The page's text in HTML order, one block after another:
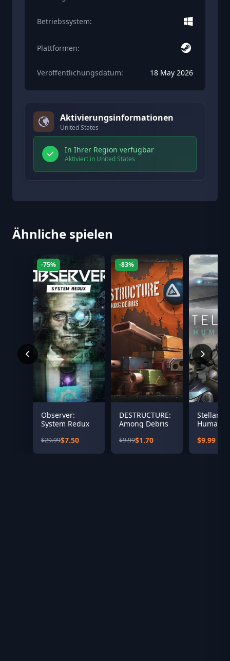
Betriebssystem:
Plattformen:
Veröffentlichungsdatum: 18 May 2026
Aktivierungsinformationen
United States
In Ihrer Region verfügbar
Aktiviert in United States
Ähnliche spielen
-75%
Observer:
System Redux
$29.99$7.50
-83%
DESTRUCTURE:
Among Debris
$9.99$1.70
Stellaris:
$9.99